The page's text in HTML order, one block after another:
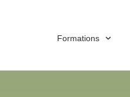
Formations